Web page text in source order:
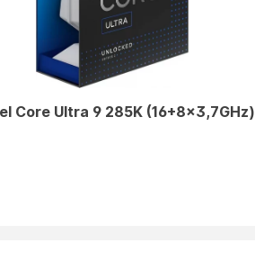
Core Ultra 9 285K (16+8x3,7GHz)